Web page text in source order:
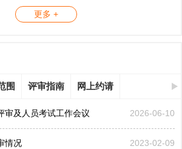
更多 +
围 评审指南 网上约请
审及人员考试工作会议 2026-06-10
情况 2023-02-09